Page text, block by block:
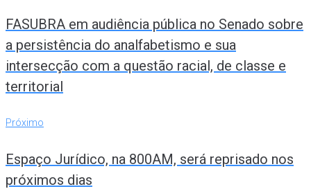
FASUBRA em audiência pública no Senado sobre
a persistência do analfabetismo e sua
intersecção com a questão racial, de classe e
territorial
Próximo
Espaço Jurídico, na 800AM, será reprisado nos
próximos dias